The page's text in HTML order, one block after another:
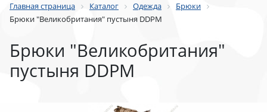
Главная страница Каталог Одежда
Брюки
Брюки "Великобритания" пустыня DDPM
Брюки "Великобритания"
пустыня DDPM